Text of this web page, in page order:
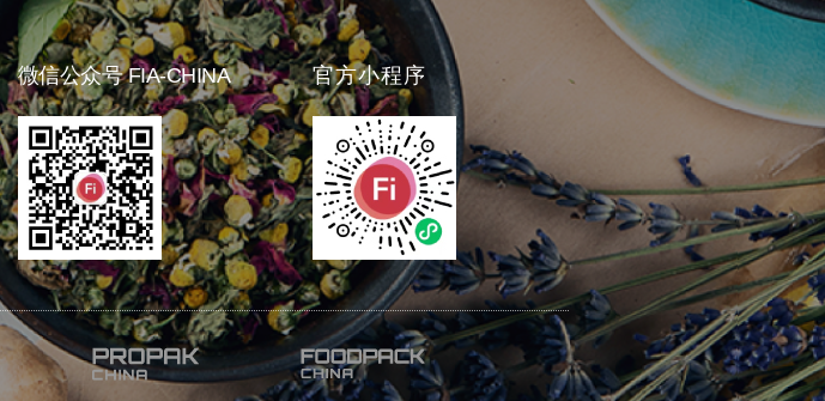
微信公众号 FIA-CHINA 官方小程序